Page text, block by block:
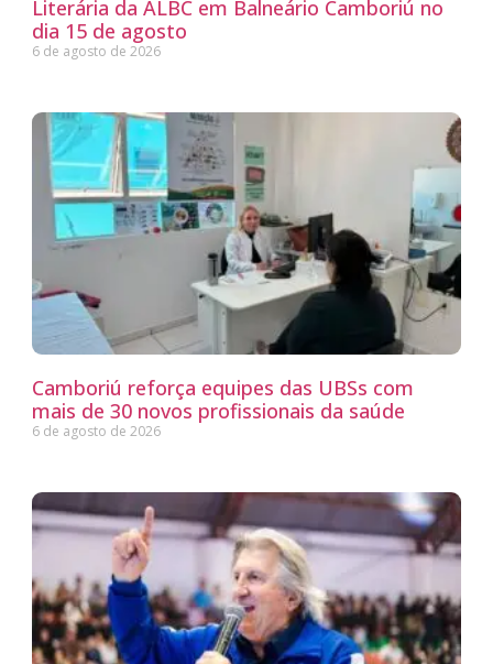
Literária da ALBC em Balneário Camboriú no
dia 15 de agosto
6 de agosto de 2026
Camboriú reforça equipes das UBSs com
mais de 30 novos profissionais da saúde
6 de agosto de 2026